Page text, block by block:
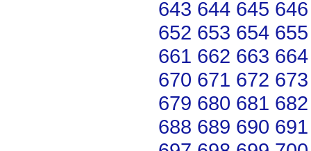
643 644 645 646
652 653 654 655
661 662 663 664
670 671 672 673
679 680 681 682
688 689 690 691